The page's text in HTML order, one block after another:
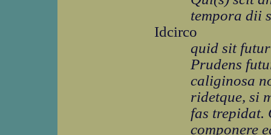
tempora dii
Idcirco
quid sit
Prudens
caliginosa
ridetque, si
fas trepidat.
componere